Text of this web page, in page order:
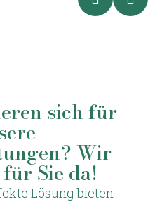
sich für
Wir
Sie da!
Lösung bieten